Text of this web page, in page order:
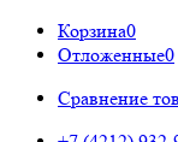
Корзина0
Отложенные0
Сравнение